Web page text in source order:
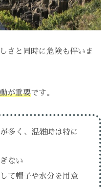
さと同時に危険も伴いま
が重要です。
多く、混雑時は特に
ない
て帽子や水分を用意